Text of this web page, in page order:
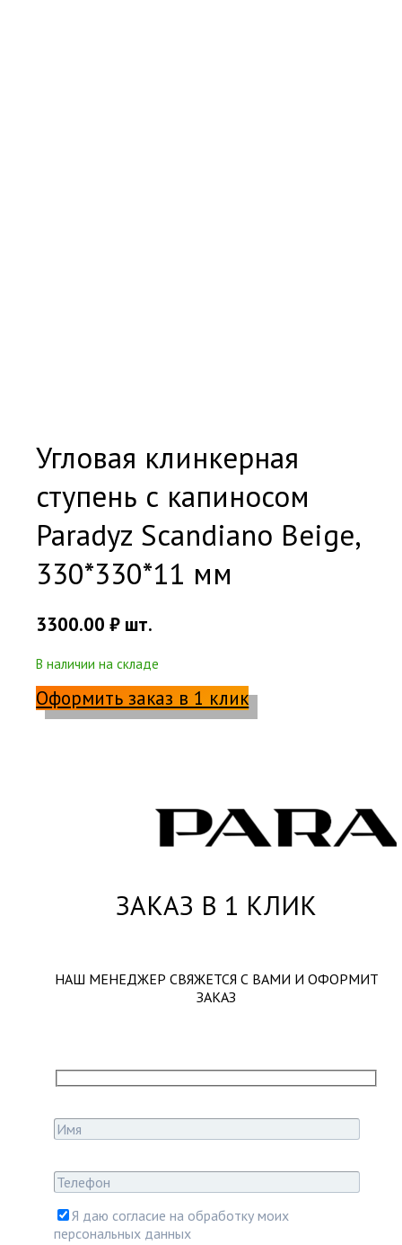
Угловая клинкерная
ступень с капиносом
Paradyz Scandiano Beige,
330*330*11 мм
3300.00₽ шт.
В наличии на складе
Оформить заказ в 1 клик
ЗАКАЗ В 1 КЛИК
НАШ МЕНЕДЖЕР СВЯЖЕТСЯ С ВАМИ И ОФОРМИТ
ЗАКАЗ
Я даю согласие на обработку моих
персональных данных